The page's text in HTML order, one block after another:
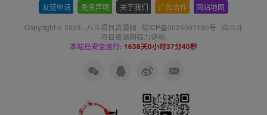
友链申请 免责声明 关于我们 广告合作 网站地图
Copyright © 2023 · 八斗项目资源网 · 皖ICP备2025097190号 · 由八斗
项目资源网强力驱动.
本站已安全运行: 1638天0小时37分40秒